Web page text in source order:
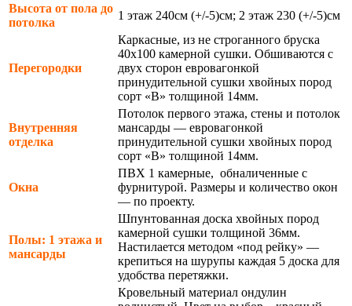
Высота от пола до
потолка
1 этаж 240см (+/-5)см; 2 этаж 230 (+/-5)см
Перегородки
Каркасные, из не строганного бруска
40х100 камерной сушки. Обшиваются с
двух сторон евровагонкой
принудительной сушки хвойных пород
сорт «В» толщиной 14мм.
Внутренняя
отделка
Потолок первого этажа, стены и потолок
мансарды — евровагонкой
принудительной сушки хвойных пород
сорт «В» толщиной 14мм.
Окна
ПВХ 1 камерные, обналиченные с
фурнитурой. Размеры и количество окон
— по проекту.
Полы: 1 этажа и
мансарды
Шпунтованная доска хвойных пород
камерной сушки толщиной 36мм.
Настилается методом «под рейку» —
крепиться на шурупы каждая 5 доска для
удобства перетяжки.
Кровельный материал ондулин